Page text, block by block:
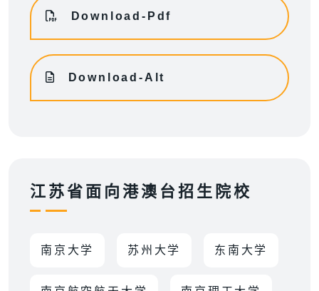
Download-Pdf
Download-Alt
江苏省面向港澳台招生院校
南京大学 苏州大学 东南大学